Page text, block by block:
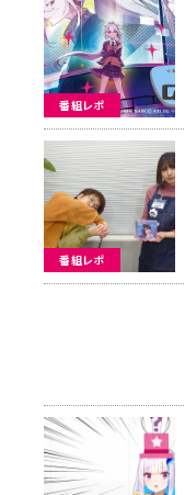
番組レポ
番組レポ